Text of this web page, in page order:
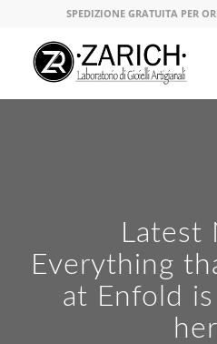
SPEDIZIONE GRATUITA PER
Latest
Everything
at Enfold